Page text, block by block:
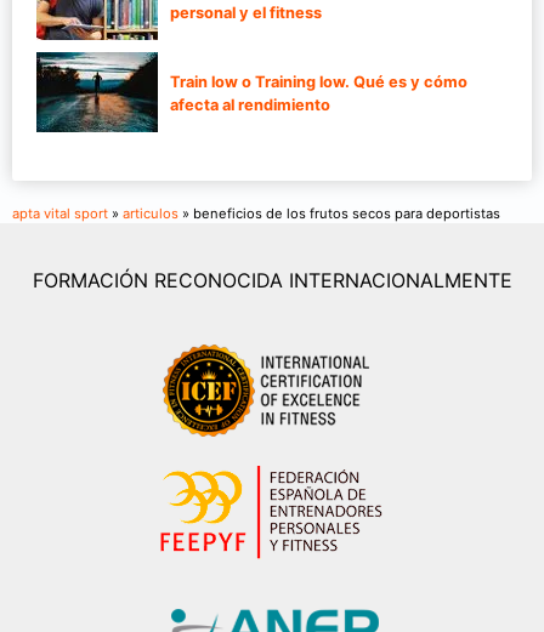
personal y el fitness
Train low o Training low. Qué es y cómo
afecta al rendimiento
apta vital sport » articulos » beneficios de los frutos secos para deportistas
FORMACIÓN RECONOCIDA INTERNACIONALMENTE